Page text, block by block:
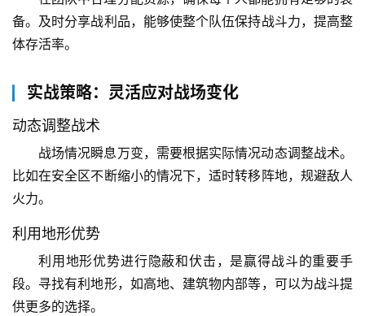
备。及时分享战利品，能够使整个队伍保持战斗力，提高整
体存活率。
实战策略：灵活应对战场变化
动态调整战术
战场情况瞬息万变，需要根据实际情况动态调整战术。
比如在安全区不断缩小的情况下，适时转移阵地，规避敌人
火力。
利用地形优势
利用地形优势进行隐蔽和伏击，是赢得战斗的重要手
段。寻找有利地形，如高地、建筑物内部等，可以为战斗提
供更多的选择。